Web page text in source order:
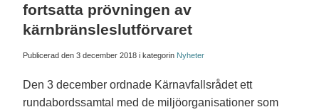
fortsatta prövningen av
kärnbränsleslutförvaret
Publicerad den 3 december 2018 i kategorin Nyheter
Den 3 december ordnade Kärnavfallsrådet ett
rundabordssamtal med de miljöorganisationer som